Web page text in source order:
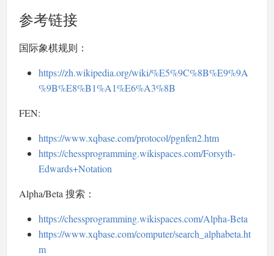
参考链接
国际象棋规则：
https://zh.wikipedia.org/wiki/%E5%9C%8B%E9%9A
%9B%E8%B1%A1%E6%A3%8B
FEN:
https://www.xqbase.com/protocol/pgnfen2.htm
https://chessprogramming.wikispaces.com/Forsyth-
Edwards+Notation
Alpha/Beta 搜索：
https://chessprogramming.wikispaces.com/Alpha-Beta
https://www.xqbase.com/computer/search_alphabeta.ht
m